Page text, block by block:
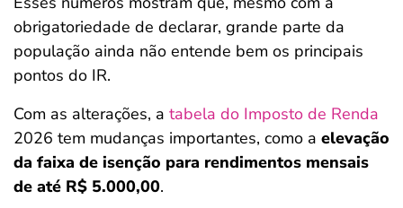
obrigatoriedade de declarar, grande parte da
população ainda não entende bem os principais
pontos do IR.
Com as alterações, a tabela do Imposto de Renda
2026 tem mudanças importantes, como a elevação
da faixa de isenção para rendimentos mensais
de até R$ 5.000,00.